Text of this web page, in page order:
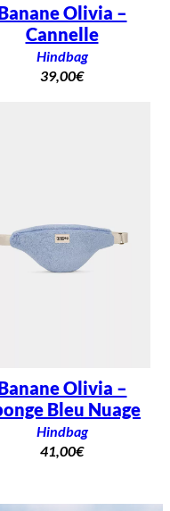
Olivia –
Cannelle
Hindbag
39,00€
Olivia –
Bleu Nuage
Hindbag
41,00€